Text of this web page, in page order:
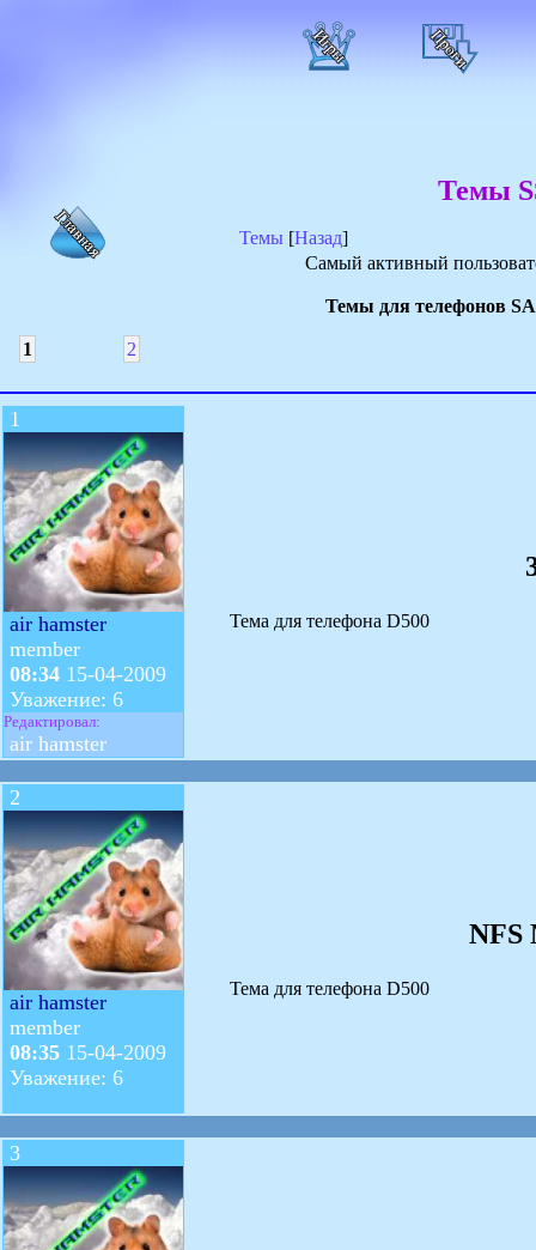
Темы [Назад]
Темы
Самый активный
Темы для телефонов
1 2
1
air hamster
member
08:34 15-04-2009
Уважение: 6
Редактировал:
air hamster
Тема для телефона D500
2
air hamster
member
08:35 15-04-2009
Уважение: 6
NFS
Тема для телефона D500
3